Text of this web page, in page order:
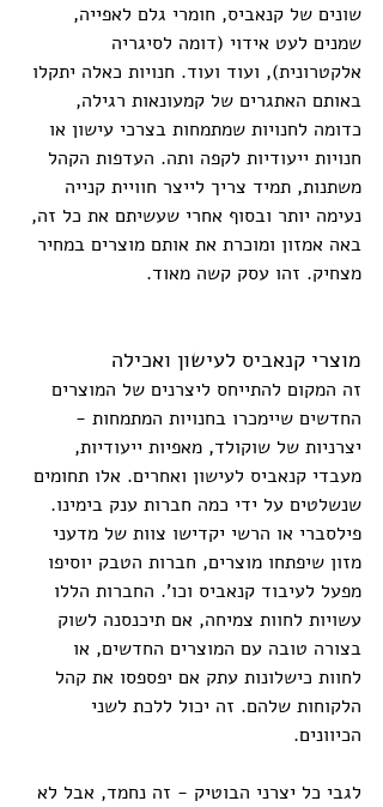
שונים של קנאביס, חומרי גלם לאפייה,
שמנים לעט אידוי (דומה לסיגריה
אלקטרונית), ועוד ועוד. חנויות כאלה יתקלו
באותם האתגרים של קמעונאות רגילה,
כדומה לחנויות שמתמחות בצרכי עישון או
חנויות ייעודיות לקפה ותה. העדפות הקהל
משתנות, תמיד צריך לייצר חוויית קנייה
נעימה יותר ובסוף אחרי שעשיתם את כל זה,
באה אמזון ומוכרת את אותם מוצרים במחיר
מצחיק. זהו עסק קשה מאוד.
מוצרי קנאביס לעישון ואכילה
זה המקום להתייחס ליצרנים של המוצרים
החדשים שיימכרו בחנויות המתמחות -
יצרניות של שוקולד, מאפיות ייעודיות,
מעבדי קנאביס לעישון ואחרים. אלו תחומים
שנשלטים על ידי כמה חברות ענק בימינו.
פילסברי או הרשי יקדישו צוות של מדעני
מזון שיפתחו מוצרים, חברות הטבק יוסיפו
מפעל לעיבוד קנאביס וכו'. החברות הללו
עשויות לחוות צמיחה, אם תיכנסנה לשוק
בצורה טובה עם המוצרים החדשים, או
לחוות כישלונות עתק אם יפספסו את קהל
הלקוחות שלהם. זה יכול ללכת לשני
הכיוונים.
לגבי כל יצרני הבוטיק - זה נחמד, אבל לא